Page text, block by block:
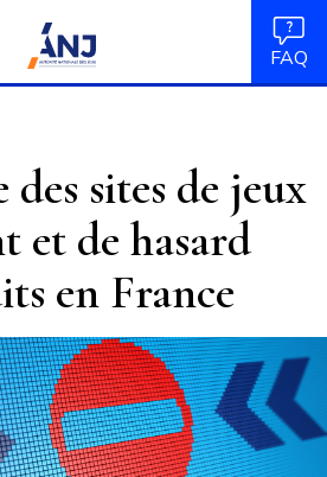
au
accueil
FAQ
sites de jeux
et de hasard
en France